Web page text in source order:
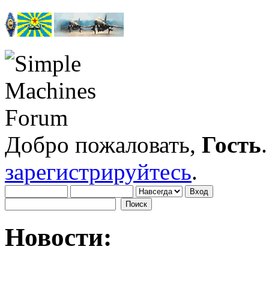
Добро пожаловать, Гость
зарегистрируйтесь.
Новости: